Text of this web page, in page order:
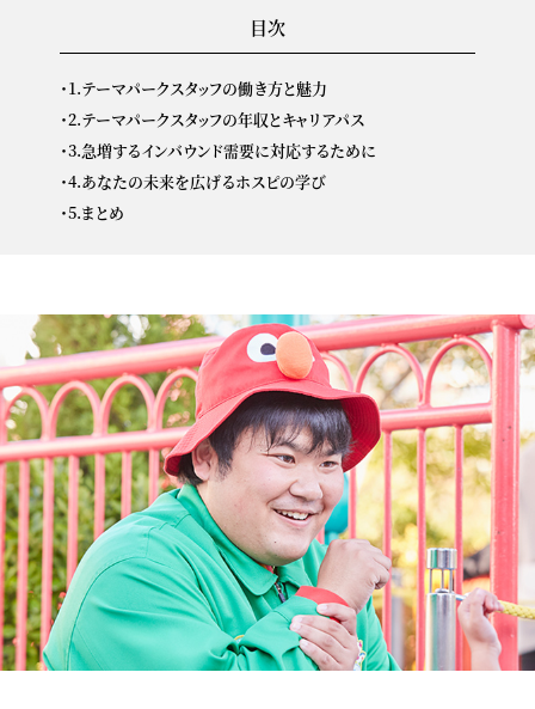
目次
1.テーマパークスタッフの働き方と魅力
2.テーマパークスタッフの年収とキャリアパス
3.急増するインバウンド需要に対応するために
4.あなたの未来を広げるホスピの学び
5.まとめ